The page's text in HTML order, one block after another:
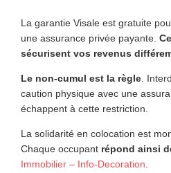
La garantie Visale est gratuite
une assurance privée payante.
sécurisent vos revenus
Le non-cumul est la règle.
caution physique avec une
échappent à cette restriction.
La solidarité en colocation est
Chaque occupant répond ainsi
Immobilier – Info-Decoration.